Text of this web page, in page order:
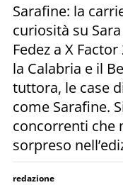
Sarafine: la
curiosità su
Fedez a X
la Calabria e il
tuttora, le case
come Sarafine.
concorrenti che
sorpreso
redazione